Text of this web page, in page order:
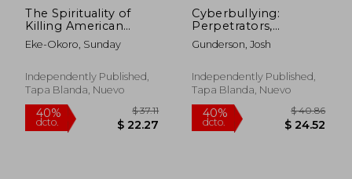
The Spirituality of
Killing American
Children (en Inglés)
Eke-Okoro, Sunday
Independently Published,
Tapa Blanda, Nuevo
Cyberbullying:
Perpetrators,
Bystanders & Victims
(en Inglés)
Gunderson, Josh
Independently Published,
Tapa Blanda, Nuevo